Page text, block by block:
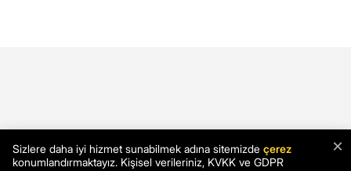
×
Sizlere daha iyi hizmet sunabilmek adına sitemizde çerez
konumlandırmaktayız. Kişisel verileriniz, KVKK ve GDPR